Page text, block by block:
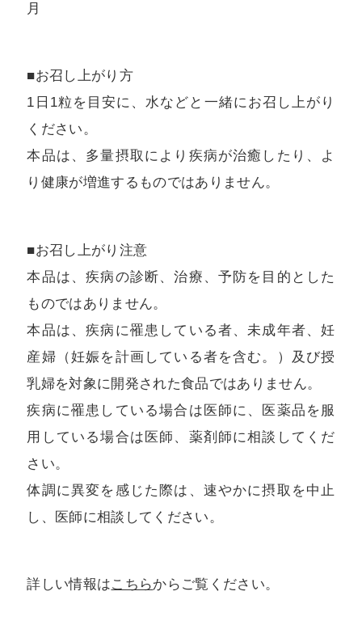
月
■お召し上がり方
1日1粒を目安に、水などと一緒にお召し上がり
ください。
本品は、多量摂取により疾病が治癒したり、よ
り健康が増進するものではありません。
■お召し上がり注意
本品は、疾病の診断、治療、予防を目的とした
ものではありません。
本品は、疾病に罹患している者、未成年者、妊
産婦（妊娠を計画している者を含む。）及び授
乳婦を対象に開発された食品ではありません。
疾病に罹患している場合は医師に、医薬品を服
用している場合は医師、薬剤師に相談してくだ
さい。
体調に異変を感じた際は、速やかに摂取を中止
し、医師に相談してください。
詳しい情報はこちらからご覧ください。